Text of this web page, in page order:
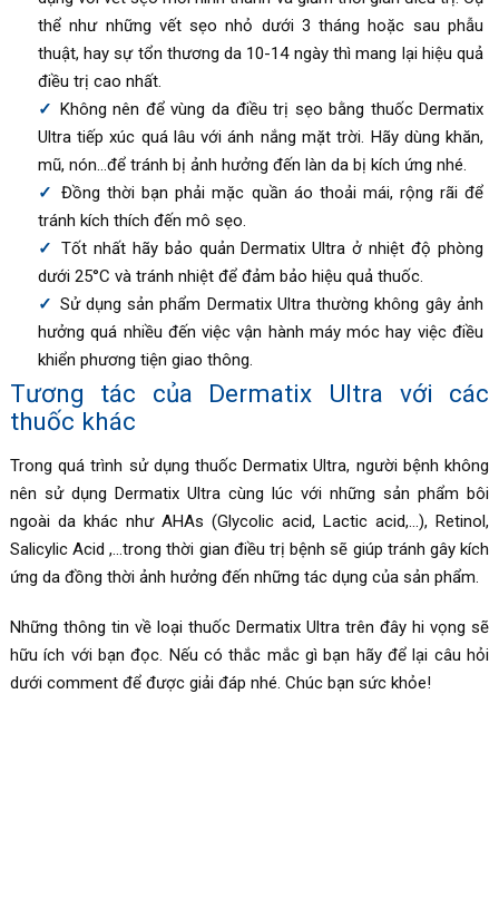
thể như những vết sẹo nhỏ dưới 3 tháng hoặc sau phẫu
thuật, hay sự tổn thương da 10-14 ngày thì mang lại hiệu quả
điều trị cao nhất.
Không nên để vùng da điều trị sẹo bằng thuốcDermatix
Ultratiếp xúc quá lâu với ánh nắng mặt trời. Hãy dùng khăn,
mũ, nón…để tránh bị ảnh hưởng đến làn da bị kích ứng nhé.
Đồng thời bạn phải mặc quần áo thoải mái, rộng rãi để
tránh kích thích đến mô sẹo.
Tốt nhất hãy bảo quản Dermatix Ultra ở nhiệt độ phòng
dưới 25°C và tránh nhiệt để đảm bảo hiệu quả thuốc.
Sử dụng sản phẩm Dermatix Ultra thườngkhông gây ảnh
hưởng quá nhiều đến việc vận hành máy móc hay việc điều
khiển phương tiện giao thông.
Tương tác của Dermatix Ultra với các
thuốc khác
Trong quá trình sử dụng thuốcDermatix Ultra, người bệnh không
nên sử dụng Dermatix Ultra cùng lúc với những sản phẩm bôi
ngoài da khác như AHAs (Glycolic acid, Lactic acid,…), Retinol,
Salicylic Acid ,…trong thời gian điều trị bệnh sẽ giúp tránh gây kích
ứng da đồng thời ảnh hưởng đến những tác dụng của sản phẩm.
Những thông tin về loại thuốc Dermatix Ultra trên đây hi vọng sẽ
hữu ích với bạn đọc. Nếu có thắc mắc gì bạn hãy để lại câu hỏi
dưới comment để được giải đáp nhé. Chúc bạn sức khỏe!